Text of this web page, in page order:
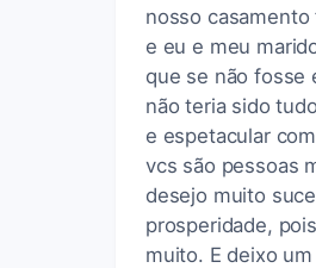
nosso
e eu e meu
que se não fosse
não teria sido
e espetacular
vcs são pessoas
desejo muito
prosperidade,
muito. E deixo